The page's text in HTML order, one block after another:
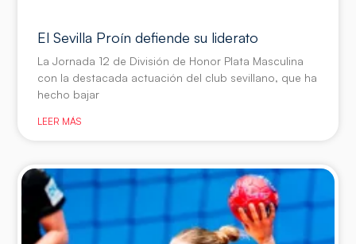
El Sevilla Proín defiende su liderato
La Jornada 12 de División de Honor Plata Masculina
con la destacada actuación del club sevillano, que ha
hecho bajar
LEER MÁS